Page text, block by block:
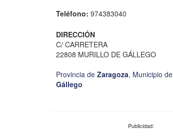
Teléfono: 974383040
DIRECCIÓN
C/ CARRETERA
22808 MURILLO DE GÁLLEGO
Provincia de Zaragoza, Municipio de
Gállego
Publicidad: